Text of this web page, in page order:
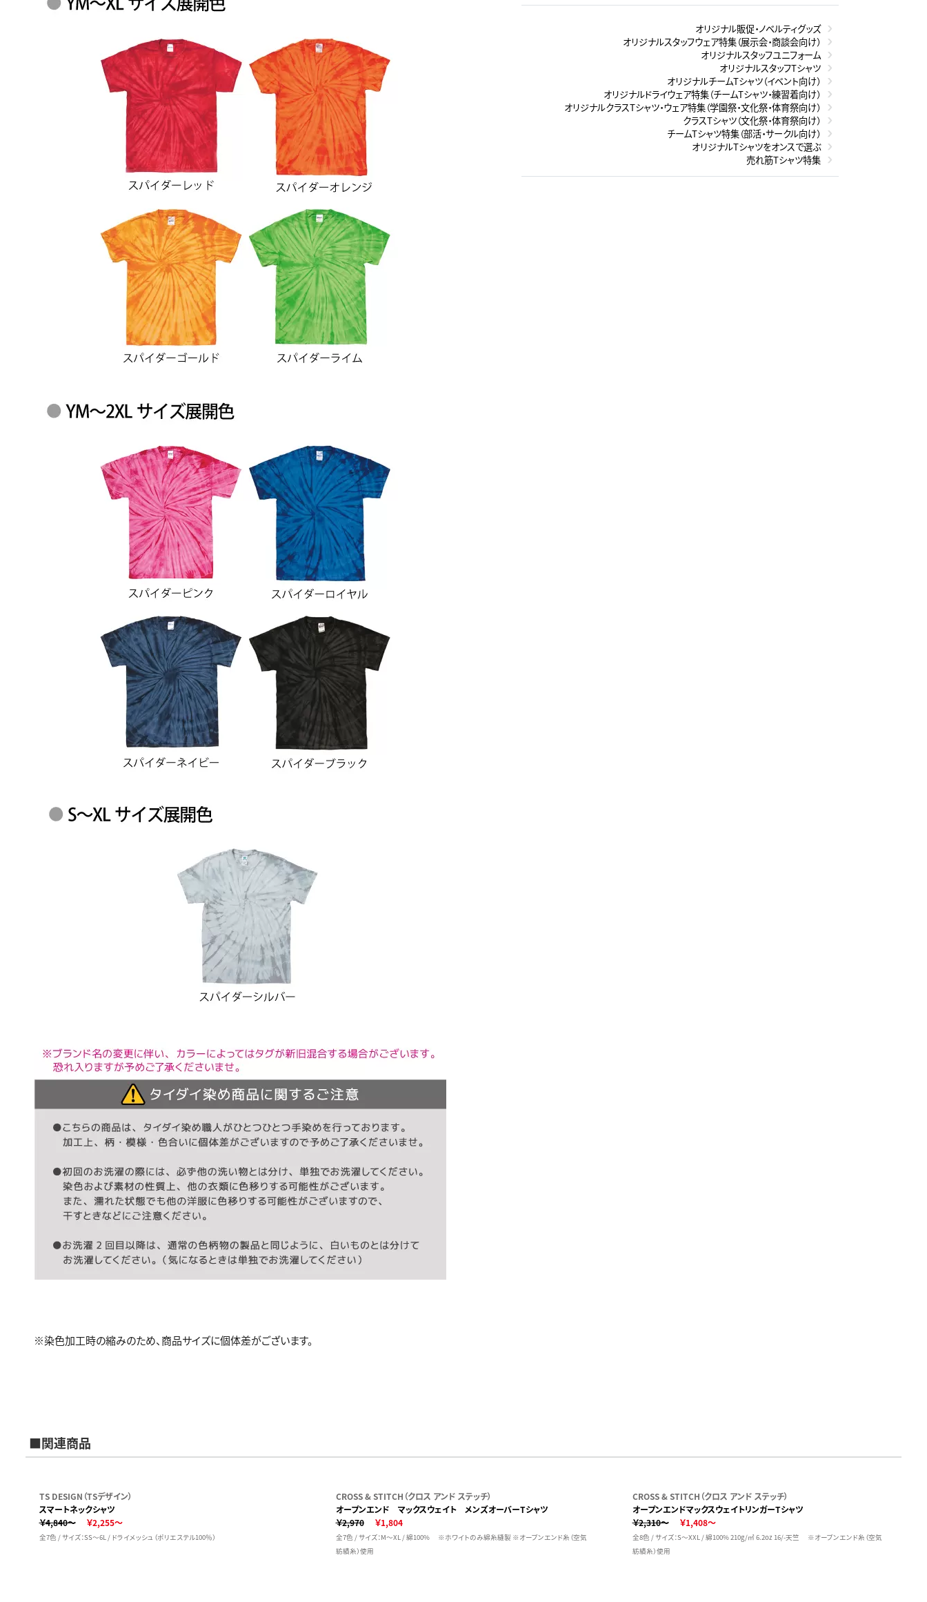
※染色加工時の縮みのため、商品サイズに個体差がございます。
オリジナル販促・ノベルティグッズ
オリジナルスタッフウェア特集（展示会・商談会向け）
オリジナルスタッフユニフォーム
オリジナルスタッフTシャツ
オリジナルチームTシャツ（イベント向け）
オリジナルドライウェア特集（チームTシャツ・練習着向け）
オリジナルクラスTシャツ・ウェア特集（学園祭・文化祭・体育祭向け）
クラスTシャツ（文化祭・体育祭向け）
チームTシャツ特集（部活・サークル向け）
オリジナルTシャツをオンスで選ぶ
売れ筋Tシャツ特集
■関連商品
TS DESIGN（TSデザイン）
スマートネックシャツ
￥4,840～
￥2,255～
全7色 / サイズ：SS～6L / ドライメッシュ（ポリエステル100％）
CROSS & STITCH（クロス アンド ステッチ）
オープンエンド マックスウェイト メンズオーバーTシャツ
￥2,970
￥1,804
全7色 / サイズ：M～XL / 綿100% ※ホワイトのみ綿糸縫製 ※オープンエンド糸（空気
紡績糸）使用
CROSS & STITCH（クロス アンド ステッチ）
オープンエンドマックスウェイトリンガーTシャツ
￥2,310～
￥1,408～
全8色 / サイズ：S～XXL / 綿100% 210g/㎡ 6.2oz 16/-天竺 ※オープンエンド糸（空気
紡績糸）使用